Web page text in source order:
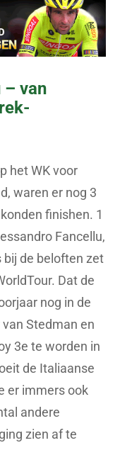
– van
het WK voor
waren er nog 3
finishen. 1
Fancellu,
bij de beloften zet
Dat de
nog in de
Stedman en
3e te worden in
de Italiaanse
er immers ook
andere
zien af te